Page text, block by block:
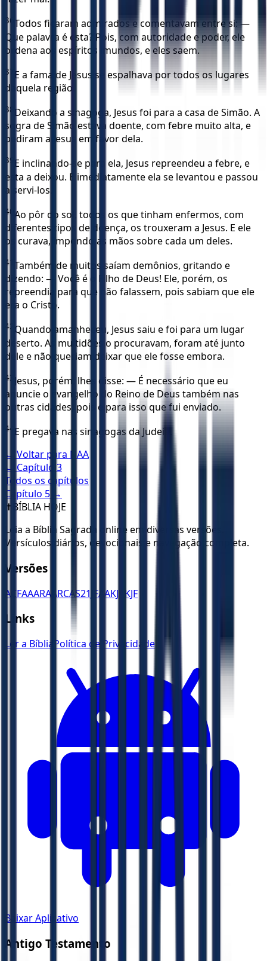
36 Todos ficaram admirados e comentavam entre si: —
Que palavra é esta? Pois, com autoridade e poder, ele
ordena aos espíritos imundos, e eles saem.
37 E a fama de Jesus se espalhava por todos os lugares
daquela região.
38 Deixando a sinagoga, Jesus foi para a casa de Simão. A
sogra de Simão estava doente, com febre muito alta, e
pediram a Jesus em favor dela.
39 E inclinando-se para ela, Jesus repreendeu a febre, e
esta a deixou. E imediatamente ela se levantou e passou
a servi-los.
40 Ao pôr do sol, todos os que tinham enfermos, com
diferentes tipos de doença, os trouxeram a Jesus. E ele
os curava, impondo as mãos sobre cada um deles.
41 Também de muitos saíam demônios, gritando e
dizendo: — Você é o Filho de Deus! Ele, porém, os
repreendia para que não falassem, pois sabiam que ele
era o Cristo.
42 Quando amanheceu, Jesus saiu e foi para um lugar
deserto. As multidões o procuravam, foram até junto
dele e não queriam deixar que ele fosse embora.
43 Jesus, porém, lhes disse: — É necessário que eu
anuncie o evangelho do Reino de Deus também nas
outras cidades, pois é para isso que fui enviado.
44 E pregava nas sinagogas da Judeia.
← Voltar para NAA
← Capítulo 3
Todos os capítulos
Capítulo 5 →
✝️ BÍBLIA HOJE
Leia a Bíblia Sagrada online em diversas versões.
Versículos diários, devocionais e navegação completa.
Versões
ACFAAARA ARCAS21 JFAAKJA KJF
Links
Ler a Bíblia Política de Privacidade
Baixar Aplicativo
Antigo Testamento